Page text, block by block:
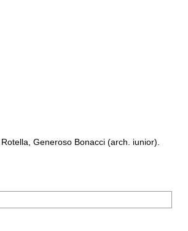
Generoso Bonacci (arch. iunior).